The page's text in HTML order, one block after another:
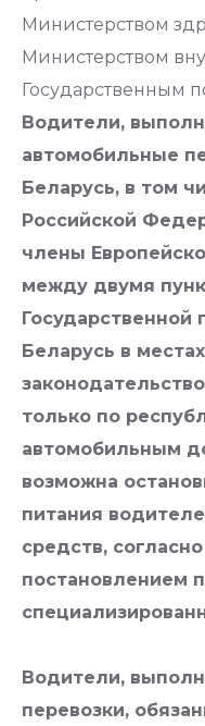
Министерством
Министерством
Государственным
Водители,
автомобильные
Беларусь, в том
Российской
члены
между двумя
Государственной
Беларусь в
только по
автомобильным
возможна
питания
средств,
постановлением
Водители,
перевозки,